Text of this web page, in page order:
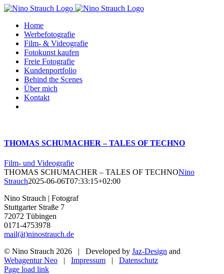
Zum
springenHome
Werbefotografie
Film- & Videografie
Fotokunst kaufen
Freie Fotografie
Kundenportfolio
Behind the Scenes
Über mich
Kontakt
THOMAS SCHUMACHER – TALES OF TECHNO
Film- und Videografie
THOMAS SCHUMACHER – TALES OF TECHNONino
Strauch2025-06-06T07:33:15+02:00
Nino Strauch | Fotograf
Stuttgarter Straße 7
72072 Tübingen
0171-4753978
mail(ät)ninostrauch.de
© Nino Strauch 2026 | Developed by Jaz-Design and
Webagentur Neo | Impressum | Datenschutz
Instagram
Page load link